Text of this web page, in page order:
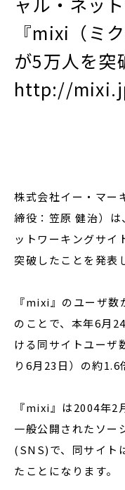
『mixi（ミ
が5万人を突
http://
株式会社イー・マー
締役：笠原 健治）
ットワーキングサイ
突破したことを発表
『mixi』のユーザ
のことで、本年6月
ける同サイトユーザ
り6月23日）の約1.6
『mixi』は2004年2
一般公開されたソー
(SNS)で、同サイト
たことになります。